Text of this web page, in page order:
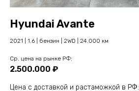
Hyundai Avante
2021 | 1.6 | бензин | 2WD | 24.000 км
Cр. цена на рынке РФ:
2.500.000 ₽
Цена с доставкой и растаможкой в РФ: